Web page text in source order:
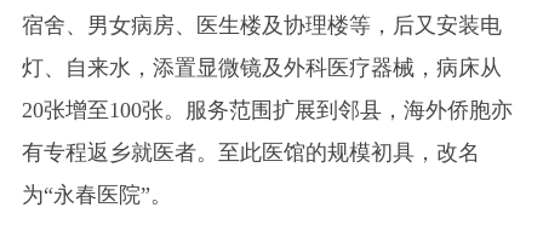
宿舍、男女病房、医生楼及协理楼等，后又安装电
灯、自来水，添置显微镜及外科医疗器械，病床从
20张增至100张。服务范围扩展到邻县，海外侨胞亦
有专程返乡就医者。至此医馆的规模初具，改名
为“永春医院”。